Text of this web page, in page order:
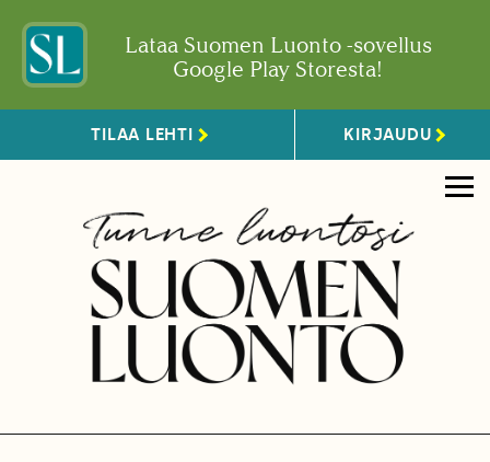
Lataa Suomen Luonto -sovellus
Google Play Storesta!
TILAA LEHTI KIRJAUDU